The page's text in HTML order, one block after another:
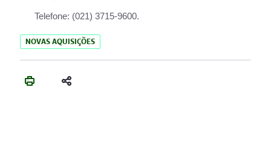
Telefone: (021) 3715-9600.
NOVAS AQUISIÇÕES